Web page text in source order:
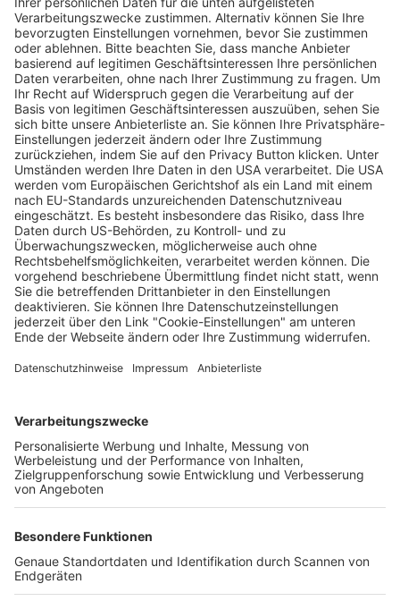
Autofahrer nach mehreren Unfällen
festgenommen
Wochenbericht 24.07.2024
Freiburger Wochenbericht
Der Wochenbericht
wurde zum 31. Juli 2026
eingestellt.